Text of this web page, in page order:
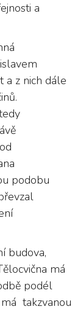
a
a z nich dále
podobu
budova,
má
podél
takzvanou